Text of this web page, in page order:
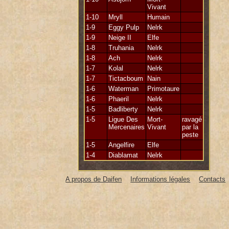
Vivant
1-10
Mryll
Humain
1-9
Eggy Pulp
Nelrk
1-9
Neige II
Elfe
1-8
Truhania
Nelrk
1-8
Ach
Nelrk
1-7
Kolal
Nelrk
1-7
Tictacboum
Nain
1-6
Waterman
Primotaure
1-6
Phaeril
Nelrk
1-5
Badliberty
Nelrk
1-5
Ligue Des
Mercenaires
Mort-
Vivant
ravagé
par la
peste
1-5
Angelfire
Elfe
1-4
Diablamat Nelrk
A propos de Daifen Informations légales Contacts